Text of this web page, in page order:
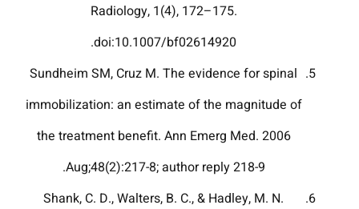
Radiology, 1(4), 172–175.
doi:10.1007/bf02614920.
Sundheim SM, Cruz M. The evidence for spinal
immobilization: an estimate of the magnitude of
the treatment benefit. Ann Emerg Med. 2006
Aug;48(2):217-8; author reply 218-9.
Shank, C. D., Walters, B. C., & Hadley, M. N.